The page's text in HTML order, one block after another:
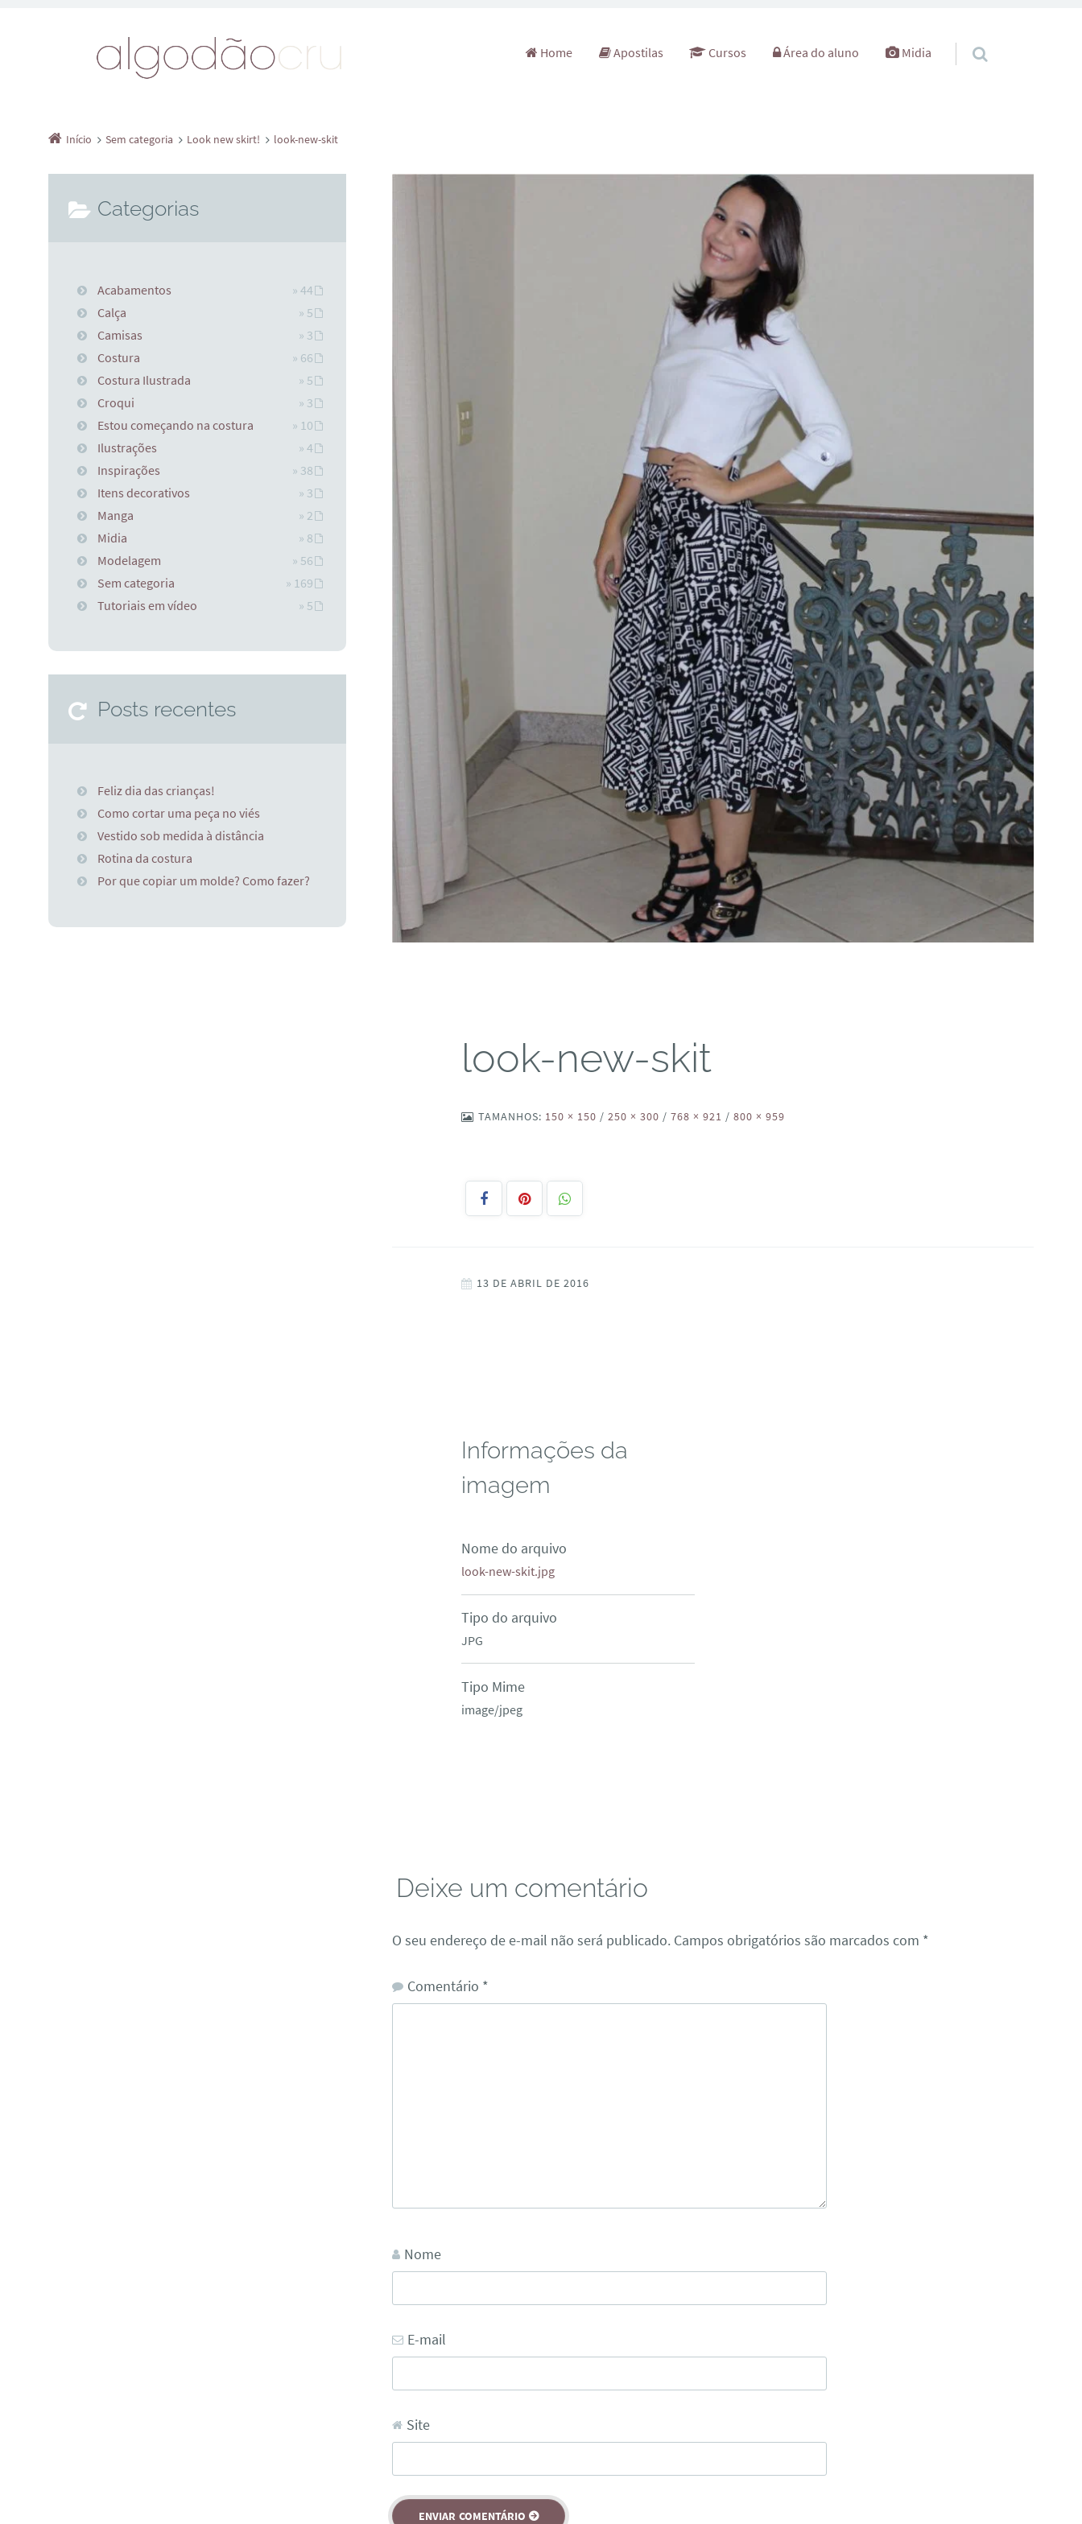
Pular para o conteúdo
Home Apostilas Cursos Área do aluno Midia
Início Sem categoria Look new skirt! look-new-skit
look-new-skit
TAMANHOS: 150 × 150 / 250 × 300 / 768 × 921 / 800 × 959
13 DE ABRIL DE 2016
Informações da
imagem
Nome do arquivo
look-new-skit.jpg
Tipo do arquivo
JPG
Tipo Mime
image/jpeg
Deixe um comentário
O seu endereço de e-mail não será publicado. Campos obrigatórios são marcados com *
Comentário *
Nome
E-mail
Site
Categorias
Acabamentos
» 44
Calça
» 5
Camisas
» 3
Costura
» 66
Costura Ilustrada
» 5
Croqui
» 3
Estou começando na costura
» 10
Ilustrações
» 4
Inspirações
» 38
Itens decorativos
» 3
Manga
» 2
Midia
» 8
Modelagem
» 56
Sem categoria
» 169
Tutoriais em vídeo
» 5
Posts recentes
Feliz dia das crianças!
Como cortar uma peça no viés
Vestido sob medida à distância
Rotina da costura
Por que copiar um molde? Como fazer?